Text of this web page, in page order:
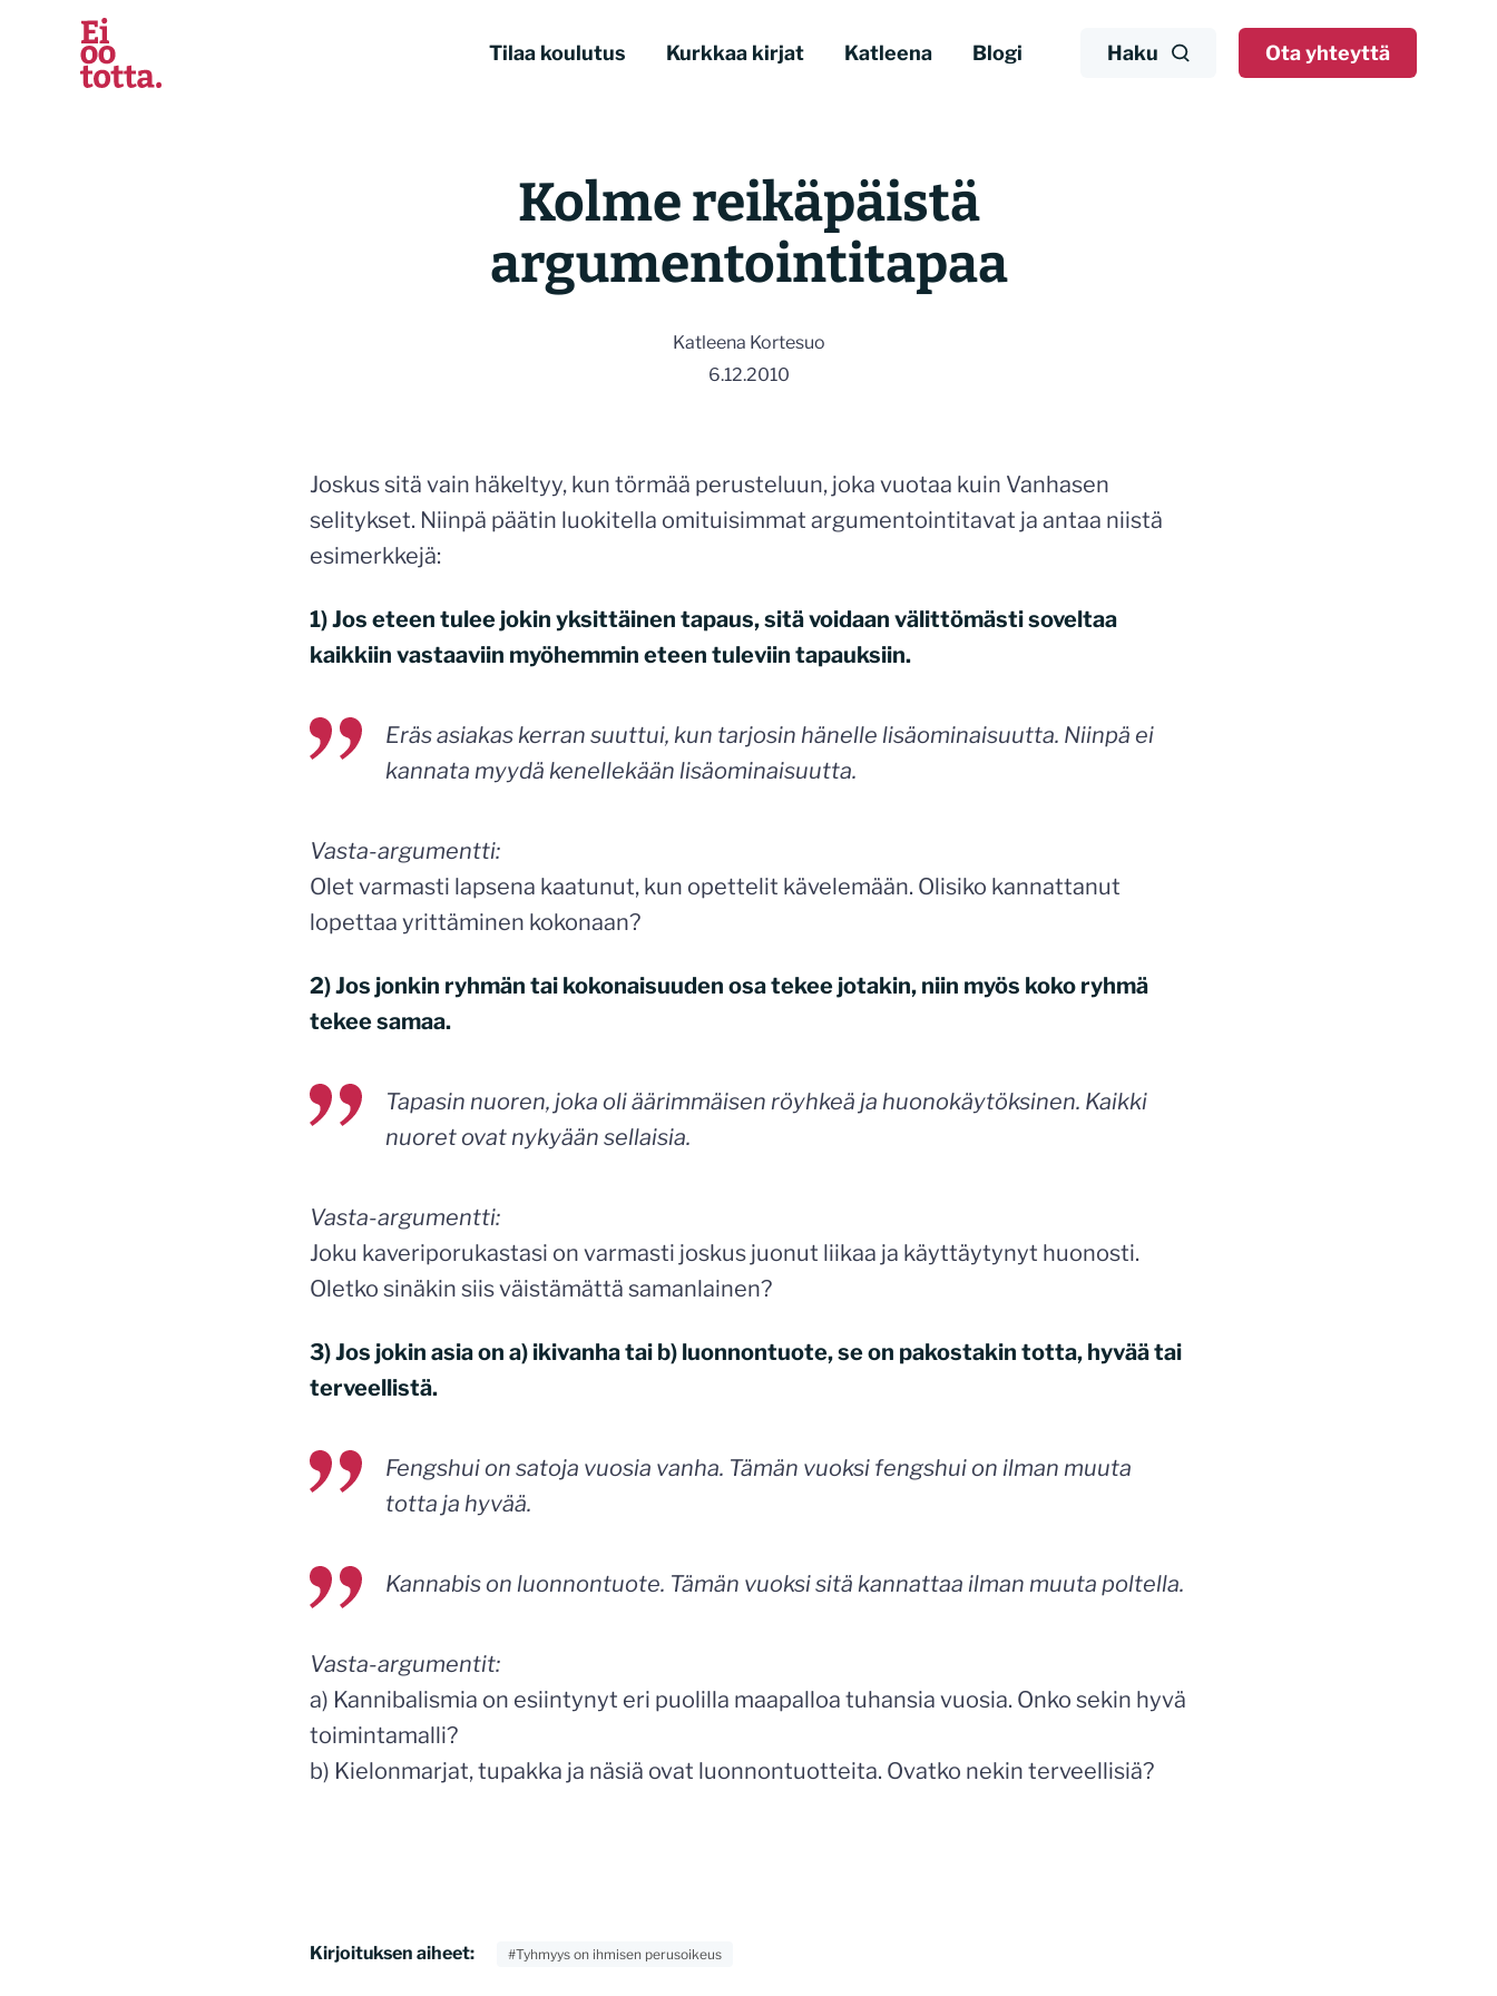
sisältöön
Tilaa koulutus Kurkkaa kirjat Katleena Blogi Haku Ota yhteyttä
Kolme reikäpäistä
argumentointitapaa
Katleena Kortesuo
6.12.2010
Joskus sitä vain häkeltyy, kun törmää perusteluun, joka vuotaa kuin Vanhasen
selitykset. Niinpä päätin luokitella omituisimmat argumentointitavat ja antaa niistä
esimerkkejä:
1) Jos eteen tulee jokin yksittäinen tapaus, sitä voidaan välittömästi soveltaa
kaikkiin vastaaviin myöhemmin eteen tuleviin tapauksiin.
Eräs asiakas kerran suuttui, kun tarjosin hänelle lisäominaisuutta. Niinpä ei
kannata myydä kenellekään lisäominaisuutta.
Vasta-argumentti:
Olet varmasti lapsena kaatunut, kun opettelit kävelemään. Olisiko kannattanut
lopettaa yrittäminen kokonaan?
2) Jos jonkin ryhmän tai kokonaisuuden osa tekee jotakin, niin myös koko ryhmä
tekee samaa.
Tapasin nuoren, joka oli äärimmäisen röyhkeä ja huonokäytöksinen. Kaikki
nuoret ovat nykyään sellaisia.
Vasta-argumentti:
Joku kaveriporukastasi on varmasti joskus juonut liikaa ja käyttäytynyt huonosti.
Oletko sinäkin siis väistämättä samanlainen?
3) Jos jokin asia on a) ikivanha tai b) luonnontuote, se on pakostakin totta, hyvää tai
terveellistä.
Fengshui on satoja vuosia vanha. Tämän vuoksi fengshui on ilman muuta
totta ja hyvää.
Kannabis on luonnontuote. Tämän vuoksi sitä kannattaa ilman muuta poltella.
Vasta-argumentit:
a) Kannibalismia on esiintynyt eri puolilla maapalloa tuhansia vuosia. Onko sekin hyvä
toimintamalli?
b) Kielonmarjat, tupakka ja näsiä ovat luonnontuotteita. Ovatko nekin terveellisiä?
Kirjoituksen aiheet: #Tyhmyys on ihmisen perusoikeus